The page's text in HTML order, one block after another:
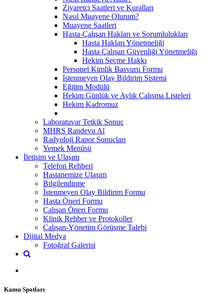
Ziyaretçi Saatleri ve Kuralları
Nasıl Muayene Olurum?
Muayene Saatleri
Hasta-Çalışan Hakları ve Sorumlulukları
Hasta Hakları Yönetmeliği
Hasta Çalışan Güvenliği Yönetmeliği
Hekim Seçme Hakkı
Personel Kimlik Basvuru Formu
İstenmeyen Olay Bildirim Sistemi
Eğitim Modülü
Hekim Günlük ve Aylık Çalışma Listeleri
Hekim Kadromuz
Laboratuvar Tetkik Sonuç
MHRS Randevu Al
Radyoloji Rapor Sonuçları
Yemek Menüsü
İletişim ve Ulaşım
Telefon Rehberi
Hastanemize Ulaşım
Bilgilendirme
İstenmeyen Olay Bildirim Formu
Hasta Öneri Formu
Çalışan Öneri Formu
Klinik Rehber ve Protokoller
Çalışan-Yönetim Görüşme Talebi
Dijital Medya
Fotoğraf Galerisi
Kamu Spotları